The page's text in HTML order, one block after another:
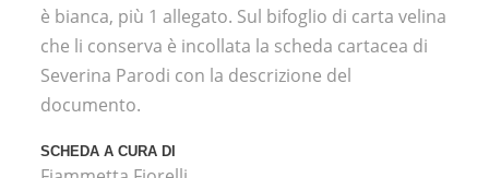
è bianca, più 1 allegato. Sul bifoglio di carta velina
che li conserva è incollata la scheda cartacea di
Severina Parodi con la descrizione del
documento.
SCHEDA A CURA DI